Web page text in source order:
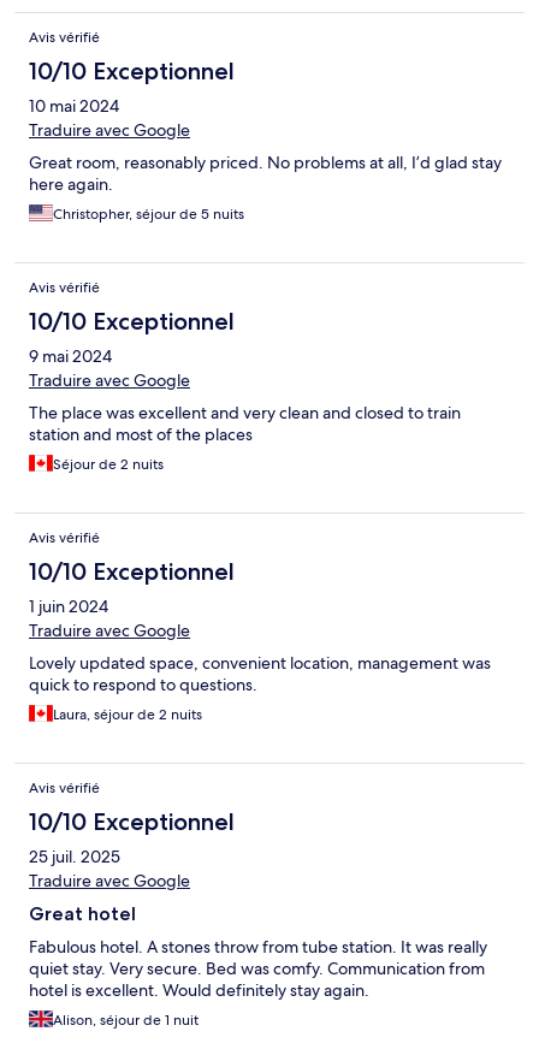
Avis vérifié
10/10 Exceptionnel
10 mai 2024
Traduire avec Google
Great room, reasonably priced. No problems at all, I’d glad stay
here again.
Christopher, séjour de 5 nuits
Avis vérifié
10/10 Exceptionnel
9 mai 2024
Traduire avec Google
The place was excellent and very clean and closed to train
station and most of the places
Séjour de 2 nuits
Avis vérifié
10/10 Exceptionnel
1 juin 2024
Traduire avec Google
Lovely updated space, convenient location, management was
quick to respond to questions.
Laura, séjour de 2 nuits
Avis vérifié
10/10 Exceptionnel
25 juil. 2025
Traduire avec Google
Great hotel
Fabulous hotel. A stones throw from tube station. It was really
quiet stay. Very secure. Bed was comfy. Communication from
hotel is excellent. Would definitely stay again.
Alison, séjour de 1 nuit